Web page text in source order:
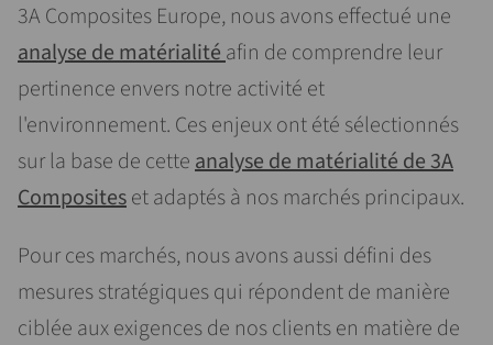
3A Composites Europe, nous avons effectué une
analyse de matérialitéafin de comprendre leur
pertinence envers notre activité et
l'environnement. Ces enjeux ont été sélectionnés
sur la base de cetteanalyse de matérialité de 3A
Compositeset adaptés à nos marchés principaux.
Pour ces marchés, nous avons aussi défini des
mesures stratégiques qui répondent de manière
ciblée aux exigences de nos clients en matière de